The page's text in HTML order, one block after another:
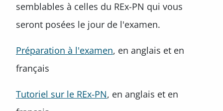
semblables à celles du REx-PN qui vous
seront posées le jour de l'examen.
Préparation à l'examen, en anglais et en
français
Tutoriel sur le REx-PN, en anglais et en